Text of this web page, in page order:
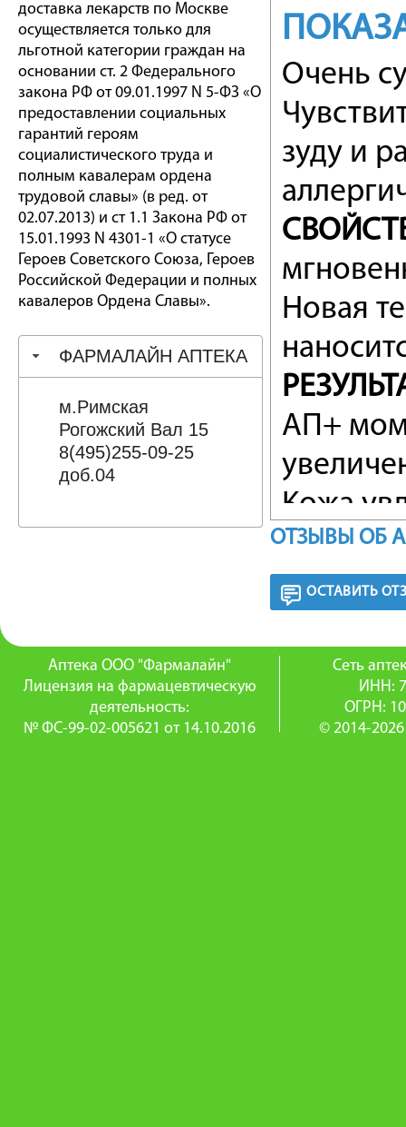
доставка лекарств по Москве
осуществляется только для
льготной категории граждан на
основании ст. 2 Федерального
закона РФ от 09.01.1997 N 5-ФЗ «О
предоставлении социальных
гарантий героям
социалистического труда и
полным кавалерам ордена
трудовой славы» (в ред. от
02.07.2013) и ст 1.1 Закона РФ от
15.01.1993 N 4301-1 «О статусе
Героев Советского Союза, Героев
Российской Федерации и полных
кавалеров Ордена Славы».
ФАРМАЛАЙН АПТЕКА
м.Римская
Рогожский Вал 15
8(495)255-09-25
доб.04
Очень
зуду и
Новая
АП+
Кожа
раз в
Синдэт).
ОТЗЫВЫ ОБ
ОСТАВИТЬ
Аптека ООО "Фармалайн"
Лицензия на фармацевтическую
деятельность:
№ ФС-99-02-005621 от 14.10.2016
Сеть
ИНН:
ОГРН:
© 2014-